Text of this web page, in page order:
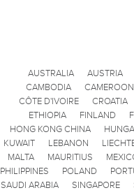
AUSTRALIA AUSTRIA
CAMBODIA
CAMEROON
CÔTE D'IVOIRE
CROATIA
ETHIOPIA
FINLAND
HONG KONG CHINA
KUWAIT
LEBANON
MALTA
MAURITIUS
PHILIPPINES
POLAND
SAUDI ARABIA
SINGAPORE